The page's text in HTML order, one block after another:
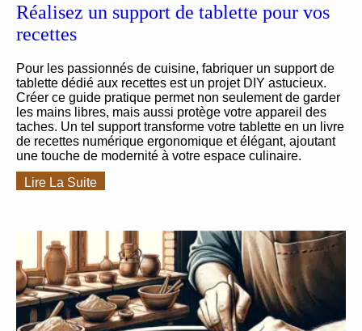
Réalisez un support de tablette pour vos
recettes
Pour les passionnés de cuisine, fabriquer un support de
tablette dédié aux recettes est un projet DIY astucieux.
Créer ce guide pratique permet non seulement de garder
les mains libres, mais aussi protège votre appareil des
taches. Un tel support transforme votre tablette en un livre
de recettes numérique ergonomique et élégant, ajoutant
une touche de modernité à votre espace culinaire.
Lire La Suite